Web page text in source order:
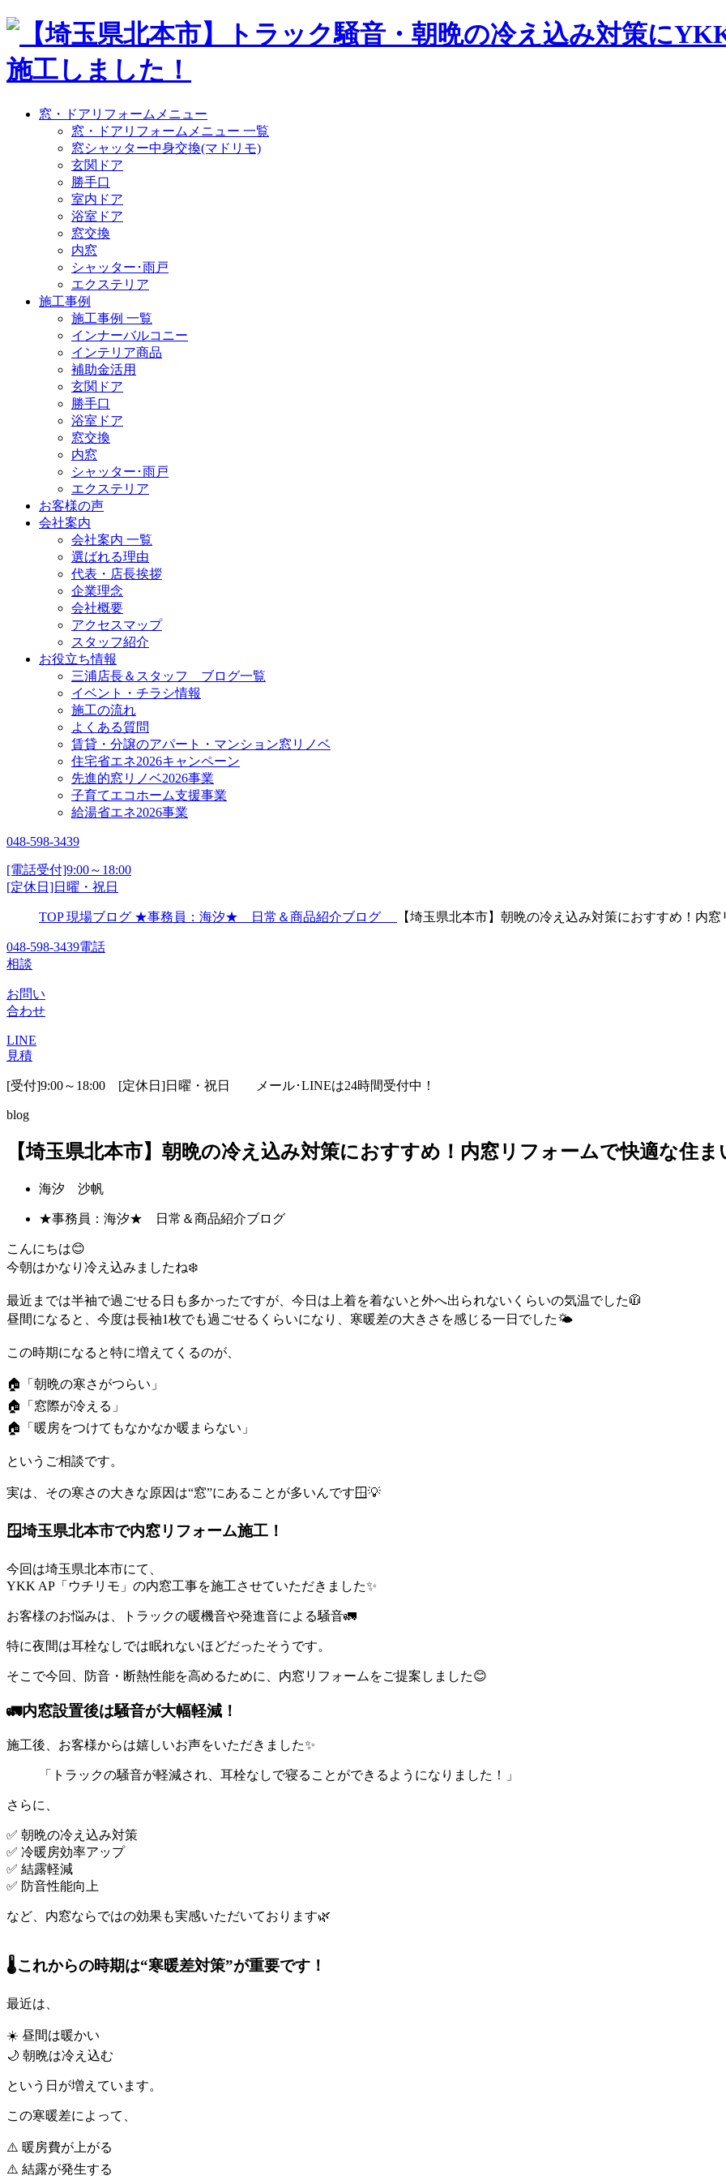
窓・ドアリフォームメニュー
窓・ドアリフォームメニュー 一覧
窓シャッター中身交換(マドリモ)
玄関ドア
勝手口
室内ドア
浴室ドア
窓交換
内窓
シャッター･雨戸
エクステリア
施工事例
施工事例 一覧
インナーバルコニー
インテリア商品
補助金活用
玄関ドア
勝手口
浴室ドア
窓交換
内窓
シャッター･雨戸
エクステリア
お客様の声
会社案内
会社案内 一覧
選ばれる理由
代表・店長挨拶
企業理念
会社概要
アクセスマップ
スタッフ紹介
お役立ち情報
三浦店長＆スタッフ ブログ一覧
イベント・チラシ情報
施工の流れ
よくある質問
賃貸・分譲のアパート・マンション窓リノベ
住宅省エネ2026キャンペーン
先進的窓リノベ2026事業
子育てエコホーム支援事業
給湯省エネ2026事業
048-598-3439
[電話受付]9:00～18:00
[定休日]日曜・祝日
TOP 現場ブログ ★事務員：海汐★ 日常＆商品紹介ブログ 【埼玉県北本市】朝晩の冷え込み対策におすすめ！内
048-598-3439電話
相談
お問い
合わせ
LINE
見積
[受付]9:00～18:00 [定休日]日曜・祝日 メール･LINEは24時間受付中！
blog
【埼玉県北本市】朝晩の冷え込み対策におすすめ！内窓リフォームで快適な住ま
海汐 沙帆
★事務員：海汐★ 日常＆商品紹介ブログ
こんにちは😊
今朝はかなり冷え込みましたね❄️
最近までは半袖で過ごせる日も多かったですが、今日は上着を着ないと外へ出られないくらいの気温でした🧥
昼間になると、今度は長袖1枚でも過ごせるくらいになり、寒暖差の大きさを感じる一日でした🌤️
この時期になると特に増えてくるのが、
🏠「朝晩の寒さがつらい」
🏠「窓際が冷える」
🏠「暖房をつけてもなかなか暖まらない」
というご相談です。
実は、その寒さの大きな原因は“窓”にあることが多いんです🪟💡
🪟埼玉県北本市で内窓リフォーム施工！
今回は埼玉県北本市にて、
YKK AP「ウチリモ」の内窓工事を施工させていただきました✨
お客様のお悩みは、トラックの暖機音や発進音による騒音🚛
特に夜間は耳栓なしでは眠れないほどだったそうです。
そこで今回、防音・断熱性能を高めるために、内窓リフォームをご提案しました😊
🚛内窓設置後は騒音が大幅軽減！
施工後、お客様からは嬉しいお声をいただきました✨
「トラックの騒音が軽減され、耳栓なしで寝ることができるようになりました！」
さらに、
✅ 朝晩の冷え込み対策
✅ 冷暖房効率アップ
✅ 結露軽減
✅ 防音性能向上
など、内窓ならではの効果も実感いただいております🌿
🌡️これからの時期は“寒暖差対策”が重要です！
最近は、
☀️ 昼間は暖かい
🌙 朝晩は冷え込む
という日が増えています。
この寒暖差によって、
⚠️ 暖房費が上がる
⚠️ 結露が発生する